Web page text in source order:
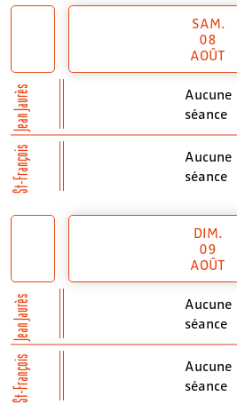
Jean Jaurès
St-François
SAM.
08
AOÛT
Aucune
séance
Aucune
séance
Jean Jaurès
St-François
DIM.
09
AOÛT
Aucune
séance
Aucune
séance